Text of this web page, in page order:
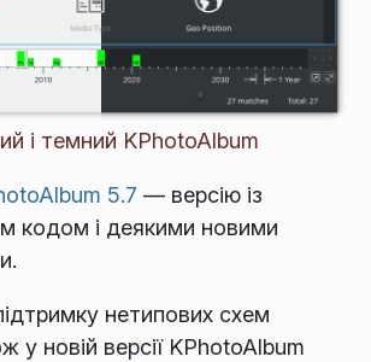
і темний KPhotoAlbum
5.7 — версію із
кодом і деякими новими
нетипових схем
у новій версії KPhotoAlbum